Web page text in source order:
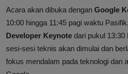
Acara akan dibuka dengan Google
10:00 hingga 11:45 pagi waktu
Developer Keynote dari pukul 13:30
sesi-sesi teknis akan dimulai dan
fokus mendalam pada teknologi dan